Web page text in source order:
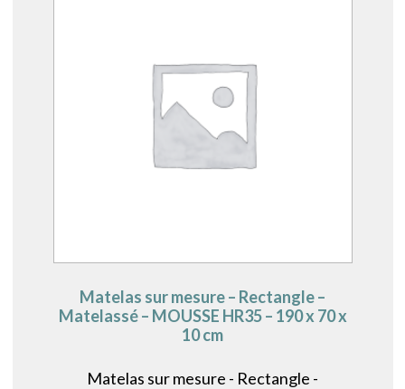
Matelas sur mesure – Rectangle –
Matelassé – MOUSSE HR35 – 190 x 70 x
10 cm
Matelas sur mesure - Rectangle -